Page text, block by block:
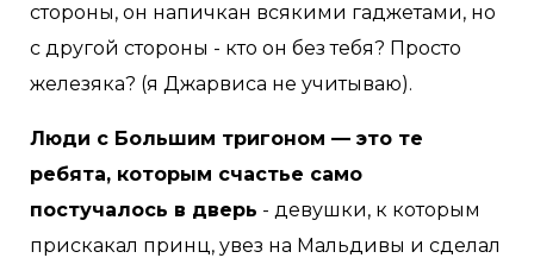
стороны, он напичкан всякими гаджетами, но
с другой стороны - кто он без тебя? Просто
железяка? (я Джарвиса не учитываю).
Люди с Большим тригоном — это те
ребята, которым счастье само
постучалось в дверь - девушки, к которым
прискакал принц, увез на Мальдивы и сделал